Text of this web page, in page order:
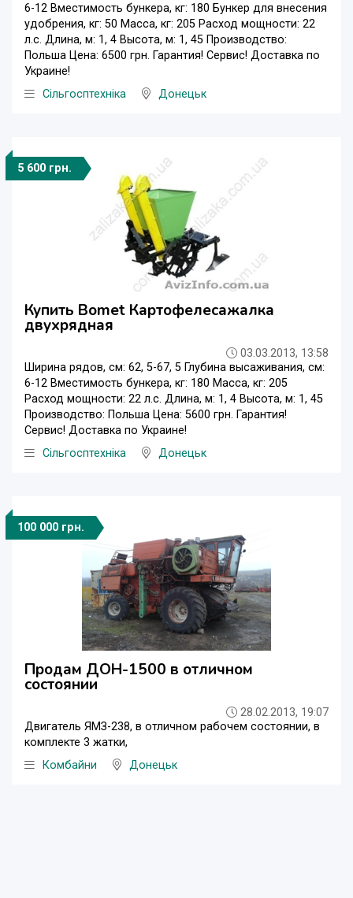
6-12 Вместимость бункера, кг: 180 Бункер для внесения
удобрения, кг: 50 Масса, кг: 205 Расход мощности: 22
л.с. Длина, м: 1, 4 Высота, м: 1, 45 Производство:
Польша Цена: 6500 грн. Гарантия! Сервис! Доставка по
Украине!
Сільгосптехніка
Донецьк
5 600 грн.
Купить Bomet Картофелесажалка
двухрядная
03.03.2013, 13:58
Ширина рядов, см: 62, 5-67, 5 Глубина высаживания, см:
6-12 Вместимость бункера, кг: 180 Масса, кг: 205
Расход мощности: 22 л.с. Длина, м: 1, 4 Высота, м: 1, 45
Производство: Польша Цена: 5600 грн. Гарантия!
Сервис! Доставка по Украине!
Сільгосптехніка
Донецьк
100 000 грн.
Продам ДОН-1500 в отличном
состоянии
28.02.2013, 19:07
Двигатель ЯМЗ-238, в отличном рабочем состоянии, в
комплекте 3 жатки,
Комбайни
Донецьк